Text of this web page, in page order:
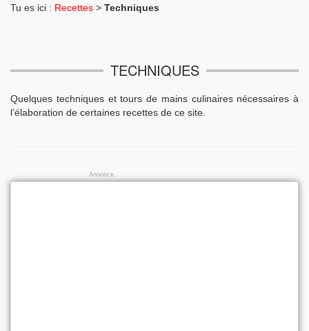
Tu es ici : Recettes > Techniques
TECHNIQUES
Quelques techniques et tours de mains culinaires nécessaires à
l’élaboration de certaines recettes de ce site.